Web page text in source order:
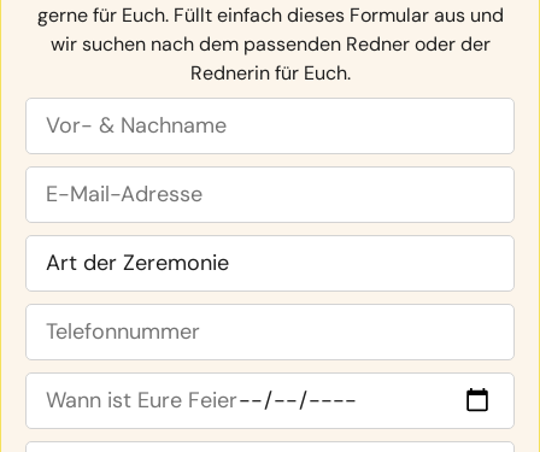
gerne für Euch. Füllt einfach dieses Formular aus und
wir suchen nach dem passenden Redner oder der
Rednerin für Euch.